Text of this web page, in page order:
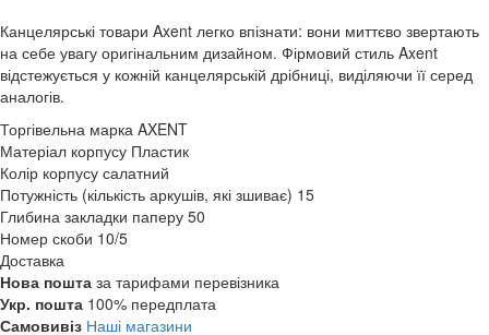
Канцелярські товари Axent легко впізнати: вони миттєво звертають
на себе увагу оригінальним дизайном. Фірмовий стиль Axent
відстежується у кожній канцелярській дрібниці, виділяючи її серед
аналогів.
Торгівельна марка AXENT
Матеріал корпусу Пластик
Колір корпусу салатний
Потужність (кількість аркушів, які зшиває) 15
Глибина закладки паперу 50
Номер скоби 10/5
Доставка
Нова пошта за тарифами перевізника
Укр. пошта 100% передплата
Самовивіз Наші магазини